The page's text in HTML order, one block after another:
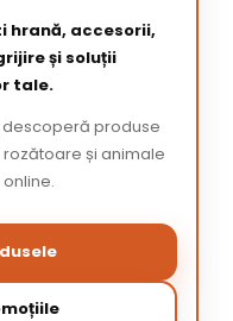
hrană, accesorii,
și soluții
tale.
produse
rozătoare și animale